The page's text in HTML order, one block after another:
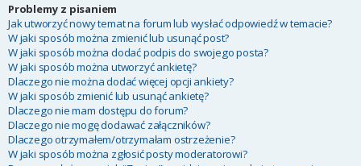
Problemy z pisaniem
Jak utworzyć nowy temat na forum lub wysłać odpowiedź w temacie?
W jaki sposób można zmienić lub usunąć post?
W jaki sposób można dodać podpis do swojego posta?
W jaki sposób można utworzyć ankietę?
Dlaczego nie można dodać więcej opcji ankiety?
W jaki sposób zmienić lub usunąć ankietę?
Dlaczego nie mam dostępu do forum?
Dlaczego nie mogę dodawać załączników?
Dlaczego otrzymałem/otrzymałam ostrzeżenie?
W jaki sposób można zgłosić posty moderatorowi?